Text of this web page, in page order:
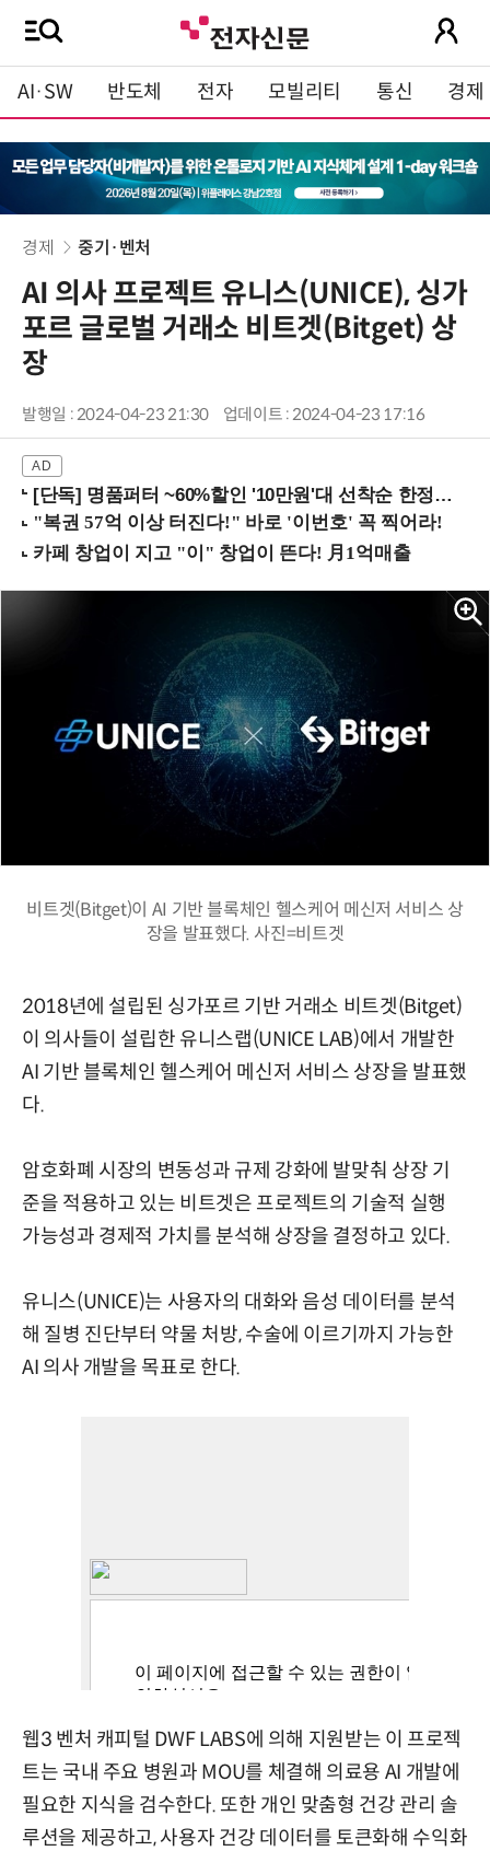
AI·SW 반도체 전자 모빌리티 통신 경제
경제 중기·벤처
AI 의사 프로젝트 유니스(UNICE), 싱가
포르 글로벌 거래소 비트겟(Bitget) 상
장
발행일 : 2024-04-23 21:30 업데이트 : 2024-04-23 17:16
[단독] 명품퍼터 ~60%할인 '10만원'대 선착순 한정판매!
비트겟(Bitget)이 AI 기반 블록체인 헬스케어 메신저 서비스 상
장을 발표했다. 사진=비트겟
2018년에 설립된 싱가포르 기반 거래소 비트겟(Bitget)
이 의사들이 설립한 유니스랩(UNICE LAB)에서 개발한
AI 기반 블록체인 헬스케어 메신저 서비스 상장을 발표했
다.
암호화폐 시장의 변동성과 규제 강화에 발맞춰 상장 기
준을 적용하고 있는 비트겟은 프로젝트의 기술적 실행
가능성과 경제적 가치를 분석해 상장을 결정하고 있다.
유니스(UNICE)는 사용자의 대화와 음성 데이터를 분석
해 질병 진단부터 약물 처방, 수술에 이르기까지 가능한
AI 의사 개발을 목표로 한다.
웹3 벤처 캐피털 DWF LABS에 의해 지원받는 이 프로젝
트는 국내 주요 병원과 MOU를 체결해 의료용 AI 개발에
필요한 지식을 검수한다. 또한 개인 맞춤형 건강 관리 솔
루션을 제공하고, 사용자 건강 데이터를 토큰화해 수익화